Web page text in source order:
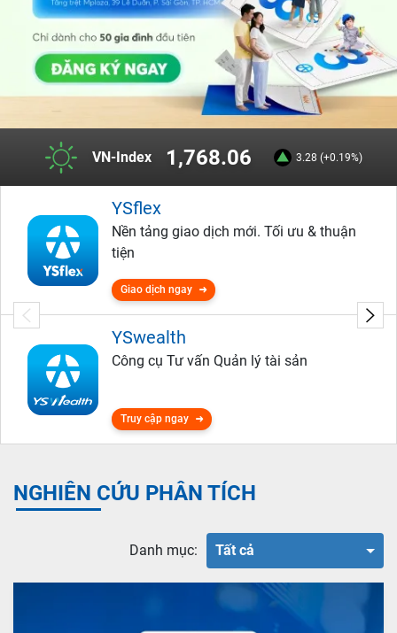
VN-Index 1,768.06 3.28 (+0.19%)
YSflex
Nền tảng giao dịch mới. Tối ưu & thuận
tiện
Giao dịch ngay
YSwealth
Công cụ Tư vấn Quản lý tài sản
Truy cập ngay
NGHIÊN CỨU PHÂN TÍCH
Danh mục: Tất cả